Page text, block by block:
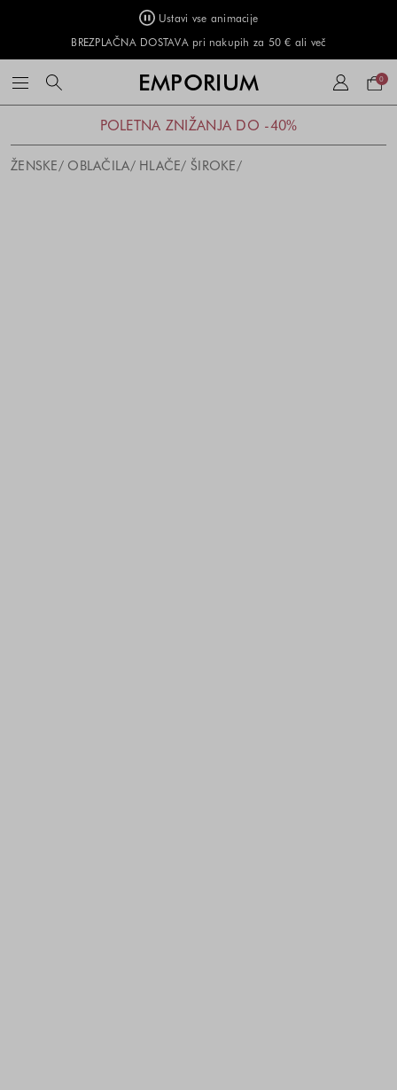
Ustavi vse animacije
BREZPLAČNA DOSTAVA pri nakupih za 50 € ali več
EMPORIUM 0
POLETNA ZNIŽANJA DO -40%
ŽENSKE OBLAČILA HLAČE ŠIROKE